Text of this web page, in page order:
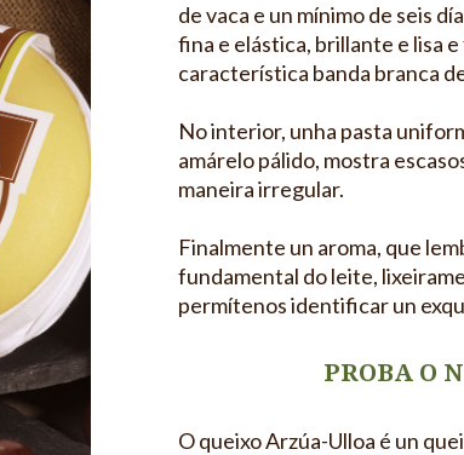
de vaca e un mínimo de seis
fina e elástica, brillante e lisa
característica banda branca
No interior, unha pasta
amárelo pálido, mostra
maneira irregular.
Finalmente un aroma, que
fundamental do leite,
permítenos identificar un
PROBA O
O queixo Arzúa-Ulloa é un